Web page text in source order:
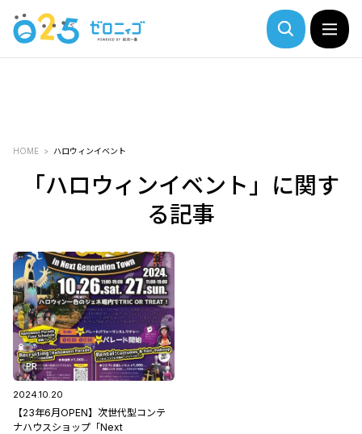
HOME ハロウィンイベント
「ハロウィンイベント」に関す
る記事
PR
2024.10.20
【23年6月OPEN】次世代型コンテ
ナハウスショップ「Next